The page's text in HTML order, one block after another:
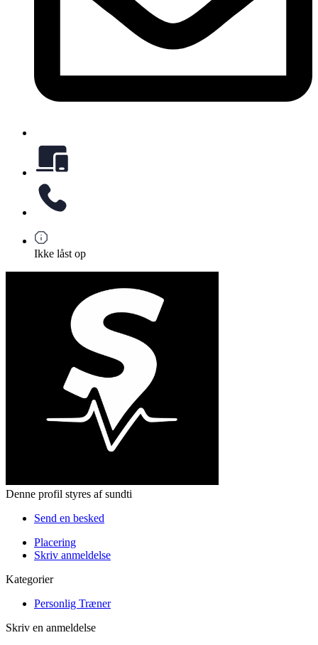
Ikke låst op
Denne profil styres af sundti
Send en besked
Placering
Skriv anmeldelse
Kategorier
Personlig Træner
Skriv en anmeldelse